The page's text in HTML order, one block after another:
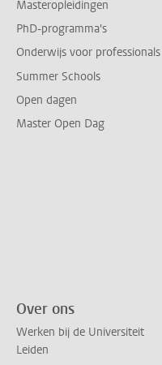
Masteropleidingen
PhD-programma's
Onderwijs voor professionals
Summer Schools
Open dagen
Master Open Dag
Over ons
Werken bij de Universiteit
Leiden